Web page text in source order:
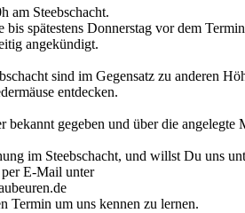
am Steebschacht.
bis spätestens Donnerstag vor dem
angekündigt.
sind im Gegensatz zu anderen
entdecken.
bekannt gegeben und über die angelegte
im Steebschacht, und willst Du uns
E-Mail unter
Termin um uns kennen zu lernen.